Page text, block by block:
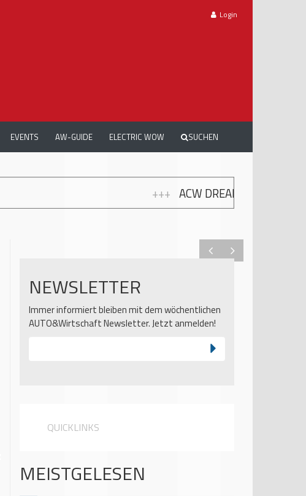
Login
EVENTS AW-GUIDE ELECTRIC WOW SUCHEN
ACW DREAMCARS 2026: TRAUMAUTOS,
NEWSLETTER
Immer informiert bleiben mit dem wöchentlichen
AUTO&Wirtschaft Newsletter. Jetzt anmelden!
QUICKLINKS
MEISTGELESEN